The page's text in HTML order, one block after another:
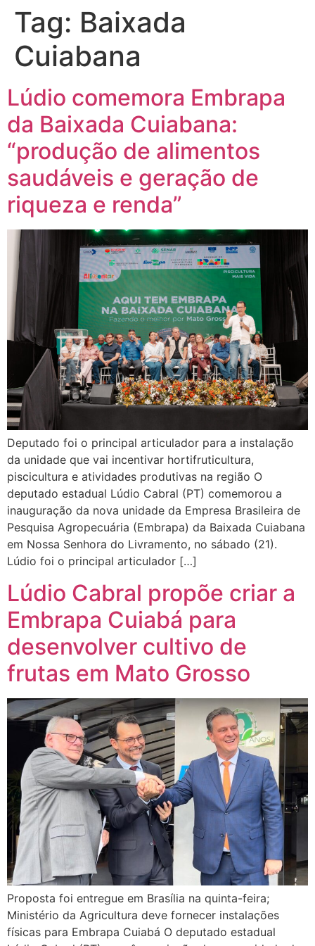
Tag: Baixada
Cuiabana
Lúdio comemora Embrapa
da Baixada Cuiabana:
“produção de alimentos
saudáveis e geração de
riqueza e renda”
Deputado foi o principal articulador para a instalação
da unidade que vai incentivar hortifruticultura,
piscicultura e atividades produtivas na região O
deputado estadual Lúdio Cabral (PT) comemorou a
inauguração da nova unidade da Empresa Brasileira de
Pesquisa Agropecuária (Embrapa) da Baixada Cuiabana
em Nossa Senhora do Livramento, no sábado (21).
Lúdio foi o principal articulador […]
Lúdio Cabral propõe criar a
Embrapa Cuiabá para
desenvolver cultivo de
frutas em Mato Grosso
Proposta foi entregue em Brasília na quinta-feira;
Ministério da Agricultura deve fornecer instalações
físicas para Embrapa Cuiabá O deputado estadual